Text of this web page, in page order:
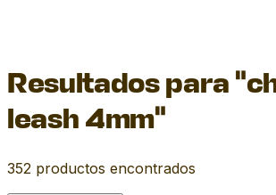
Resultados para
leash 4mm"
352 productos encontrados